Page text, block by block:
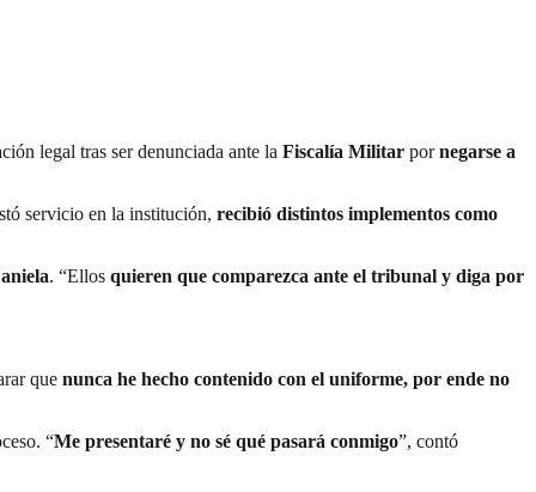
legal tras ser denunciada ante la Fiscalía Militar pornegarse a
servicio en la institución, recibió distintos implementos como
. “Ellos quieren que comparezca ante el tribunal y diga por
que nunca he hecho contenido con el uniforme, por ende no
“Me presentaré y no sé qué pasará conmigo”, contó